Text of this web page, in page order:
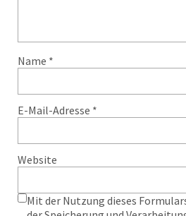
Name *
E-Mail-Adresse *
Website
Mit der Nutzung dieses